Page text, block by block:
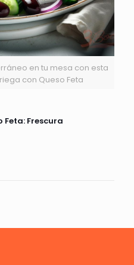
en tu mesa con esta
con Queso Feta
Feta: Frescura